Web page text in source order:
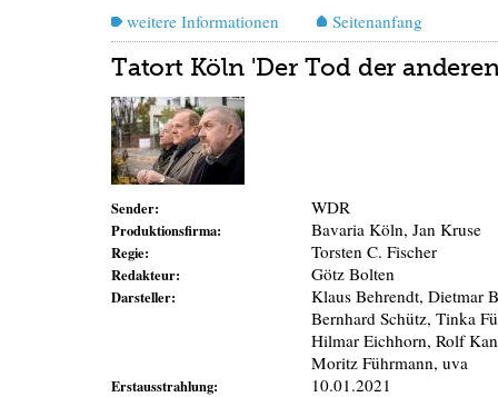
weitere Informationen
Seitenanfang
Tatort Köln 'Der Tod der
Sender: WDR
Produktionsfirma: Bavaria Köln, Jan Kruse
Regie: Torsten C. Fischer
Redakteur: Götz Bolten
Darsteller:
Klaus Behrendt, Dietmar
Bernhard Schütz, Tinka
Hilmar Eichhorn, Rolf
Moritz Führmann, uva
Erstausstrahlung:
10.01.2021